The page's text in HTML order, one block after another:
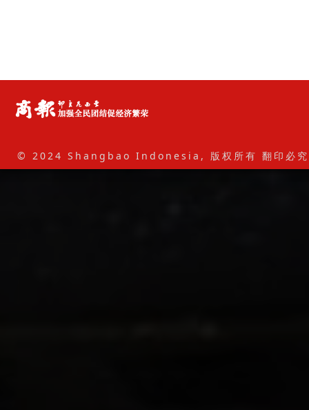
© 2024 Shangbao Indonesia, 版权所有 翻印必